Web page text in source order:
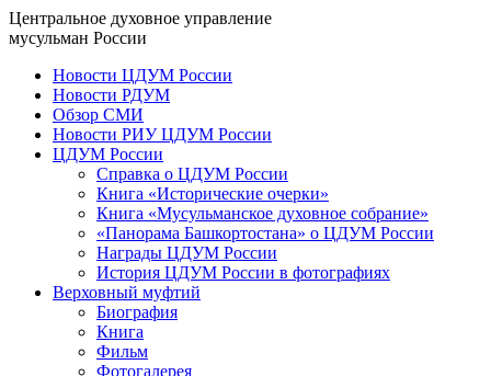
Центральное духовное управление
мусульман России
Новости ЦДУМ России
Новости РДУМ
Обзор СМИ
Новости РИУ ЦДУМ России
ЦДУМ России
Справка о ЦДУМ России
Книга «Исторические очерки»
Книга «Мусульманское духовное собрание»
«Панорама Башкортостана» о ЦДУМ России
Награды ЦДУМ России
История ЦДУМ России в фотографиях
Верховный муфтий
Биография
Книга
Фильм
Фотогалерея